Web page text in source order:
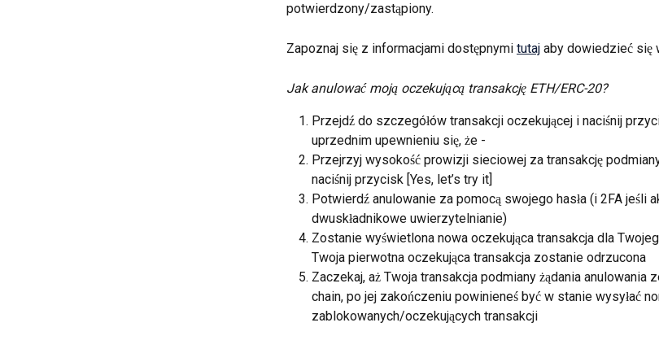
potwierdzony/zastąpiony.
Zapoznaj się z informacjami dostępnymi tutaj aby dowiedzieć się
Jak anulować moją oczekującą transakcję ETH/ERC-20?
Przejdź do szczegółów transakcji oczekującej i naciśnij
uprzednim upewnieniu się, że -
Przejrzyj wysokość prowizji sieciowej za transakcję
naciśnij przycisk [Yes, let’s try it]
Potwierdź anulowanie za pomocą swojego hasła (i 2FA jeśli
dwuskładnikowe uwierzytelnianie)
Zostanie wyświetlona nowa oczekująca transakcja dla
Twoja pierwotna oczekująca transakcja zostanie odrzucona
Zaczekaj, aż Twoja transakcja podmiany żądania anulowania
chain, po jej zakończeniu powinieneś być w stanie wysyłać
zablokowanych/oczekujących transakcji